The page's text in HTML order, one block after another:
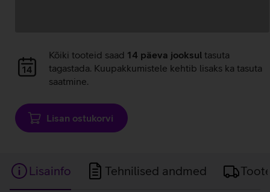
Andmete
laadimine
Kõiki tooteid saad 14 päeva jooksul tasuta
tagastada. Kuupakkumistele kehtib lisaks ka tasuta
saatmine.
Lisan ostukorvi
Lisainfo Tehnilised andmed